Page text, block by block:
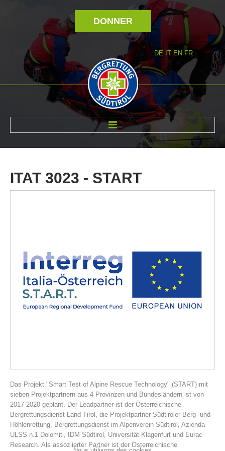
DONNER
DE IT EN FR
ITAT 3023 - START
Das Projekt "Smart Test of Alpine Rescue Technology" (START) mit
sieben Projektpartnern aus 4 Provinzen und Bundesländern ist von
2017-2020 geplant. Der Leadpartner ist der Österreichische
Bergrettungsdienst Land Tirol, die Projektpartner Südtiroler Berg- und
Höhlenrettung, Bergrettungsdienst im Alpenverein Südtirol, Azienda
ULSS n.1 Dolomiti, IDM Südtirol, Universität Klagenfurt und Eurac
Research. Als assoziierter Partner ist der Österreichische